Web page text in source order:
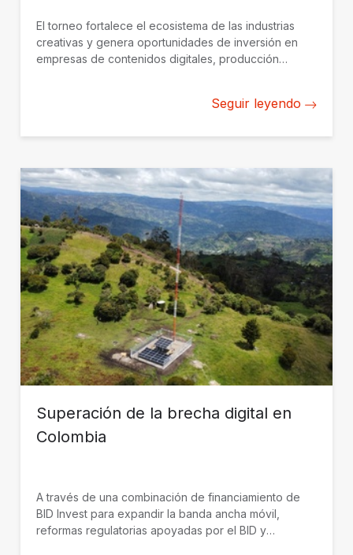
El torneo fortalece el ecosistema de las industrias
creativas y genera oportunidades de inversión en
empresas de contenidos digitales, producción
Seguir leyendo
Superación de la brecha digital en
Colombia
A través de una combinación de financiamiento de
BID Invest para expandir la banda ancha móvil,
reformas regulatorias apoyadas por el BID y